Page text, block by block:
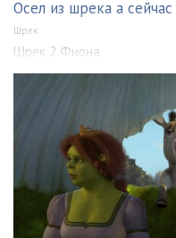
Осел из шрека а сейчас
Шрек
Шрек 2 Фиона